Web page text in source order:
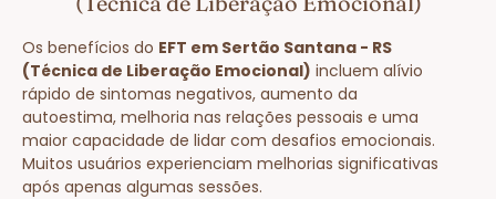
Os benefícios do EFT em Sertão Santana - RS
(Técnica de Liberação Emocional) incluem alívio
rápido de sintomas negativos, aumento da
autoestima, melhoria nas relações pessoais e uma
maior capacidade de lidar com desafios emocionais.
Muitos usuários experienciam melhorias significativas
após apenas algumas sessões.